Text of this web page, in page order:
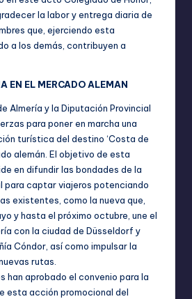
la labor y entrega diaria de
que, ejerciendo esta
a los demás, contribuyen a
EN EL MERCADO ALEMAN
Almería y la Diputación Provincial
para poner en marcha una
turística del destino ‘Costa de
alemán. El objetivo de esta
en difundir las bondades de la
para captar viajeros potenciando
existentes, como la nueva que,
y hasta el próximo octubre, une el
con la ciudad de Düsseldorf y
Cóndor, así como impulsar la
rutas.
han aprobado el convenio para la
esta acción promocional del